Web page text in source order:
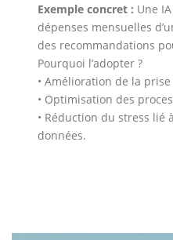
Exemple concret : Une
dépenses mensuelles
des recommandations
Pourquoi l’adopter ?
• Amélioration de la
• Optimisation des
• Réduction du stress lié
données.